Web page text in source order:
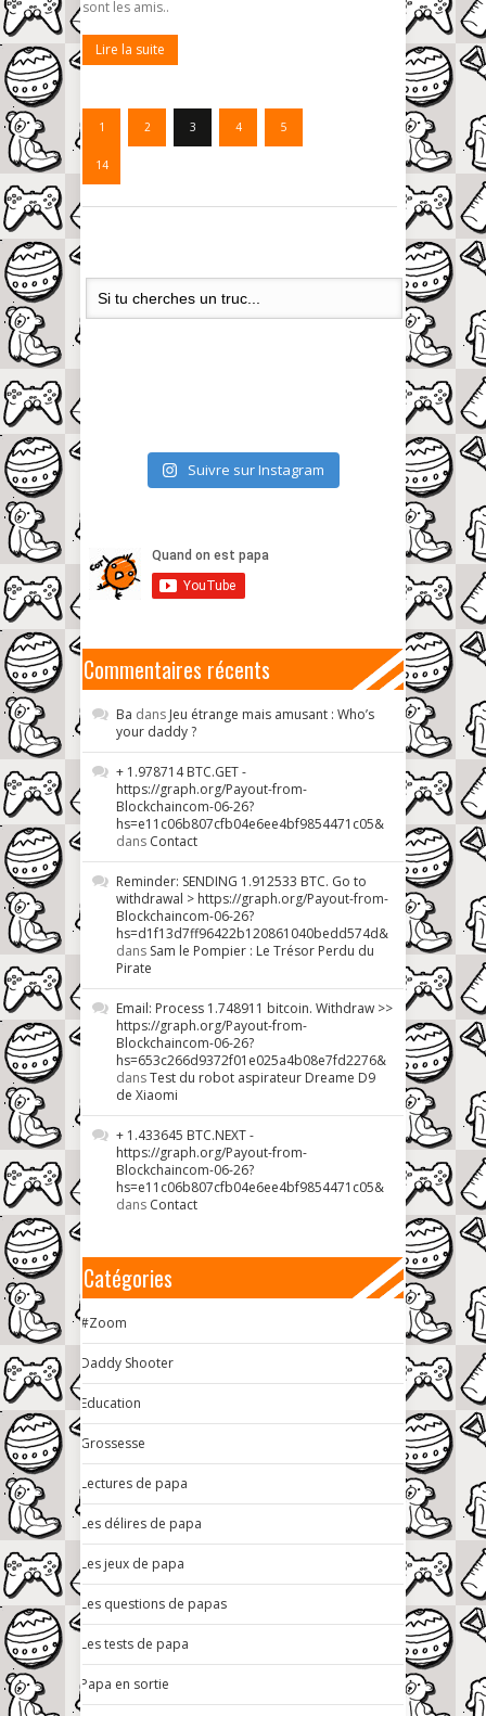
sont les amis..
Lire la suite
1 2 3 4 5
14
Suivre sur Instagram
Commentaires récents
Ba dans Jeu étrange mais amusant : Who’s
your daddy ?
+ 1.978714 BTC.GET -
https://graph.org/Payout-from-
Blockchaincom-06-26?
hs=e11c06b807cfb04e6ee4bf9854471c05&
dans Contact
Reminder: SENDING 1.912533 BTC. Go to
withdrawal > https://graph.org/Payout-from-
Blockchaincom-06-26?
hs=d1f13d7ff96422b120861040bedd574d&
dans Sam le Pompier : Le Trésor Perdu du
Pirate
Email: Process 1.748911 bitcoin. Withdraw >>
https://graph.org/Payout-from-
Blockchaincom-06-26?
hs=653c266d9372f01e025a4b08e7fd2276&
dansTest du robot aspirateur Dreame D9
de Xiaomi
+ 1.433645 BTC.NEXT -
https://graph.org/Payout-from-
Blockchaincom-06-26?
hs=e11c06b807cfb04e6ee4bf9854471c05&
dans Contact
Catégories
#Zoom
Daddy Shooter
Education
Grossesse
Lectures de papa
Les délires de papa
Les jeux de papa
Les questions de papas
Les tests de papa
Papa en sortie